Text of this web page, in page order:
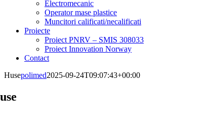
Electromecanic
Operator mase plastice
Muncitori calificati/necalificati
Proiecte
Proiect PNRV – SMIS 308033
Proiect Innovation Norway
Contact
Husepolimed2025-09-24T09:07:43+00:00